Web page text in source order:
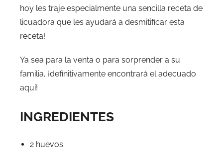
hoy les traje especialmente una sencilla receta de
licuadora que les ayudará a desmitificar esta
receta!
Ya sea para la venta o para sorprender a su
familia, ¡definitivamente encontrará el adecuado
aquí!
INGREDIENTES
2 huevos